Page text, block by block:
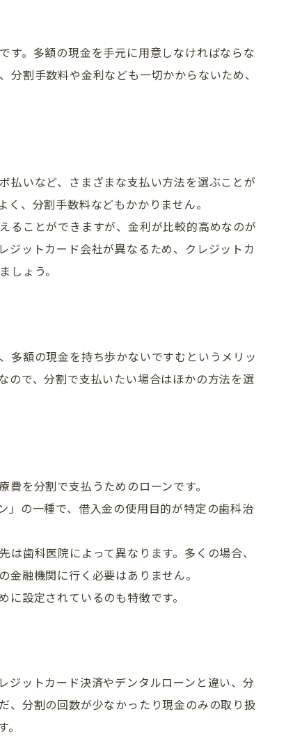
す。多額の現金を手元に用意しなければならな
割手数料や金利なども一切かからないため、
払いなど、さまざまな支払い方法を選ぶことが
、分割手数料などもかかりません。
ることができますが、金利が比較的高めなのが
ジットカード会社が異なるため、クレジットカ
しょう。
多額の現金を持ち歩かないですむというメリッ
ので、分割で支払いたい場合はほかの方法を選
費を分割で支払うためのローンです。
」の一種で、借入金の使用目的が特定の歯科治
歯科医院によって異なります。多くの場合、
融機関に行く必要はありません。
設定されているのも特徴です。
ジットカード決済やデンタルローンと違い、分
、分割の回数が少なかったり現金のみの取り扱